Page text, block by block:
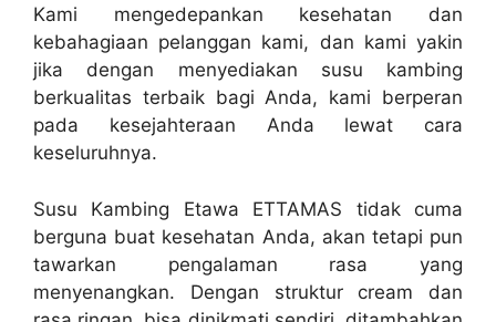
Kami mengedepankan kesehatan dan
kebahagiaan pelanggan kami, dan kami yakin
jika dengan menyediakan susu kambing
berkualitas terbaik bagi Anda, kami berperan
pada kesejahteraan Anda lewat cara
keseluruhnya.
Susu Kambing Etawa ETTAMAS tidak cuma
berguna buat kesehatan Anda, akan tetapi pun
tawarkan pengalaman rasa yang
menyenangkan. Dengan struktur cream dan